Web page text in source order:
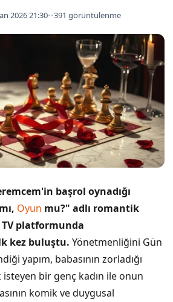
2026 21:30••391 görüntülenme
başrol oynadığı
Oyun mu?" adlı romantik
platformunda
kez buluştu. Yönetmenliğini Gün
yapım, babasının zorladığı
bir genç kadın ile onun
komik ve duygusal